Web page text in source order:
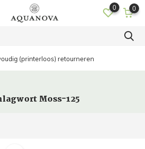
0 0
(printerloos) retourneren
Moss-125